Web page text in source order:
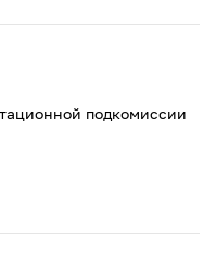
подкомиссии